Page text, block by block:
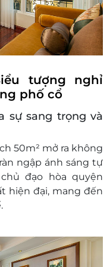
nếu còn tại thời
giường với bố
Trẻ thứ 2 sẽ
VNĐ/đêm
kê thêm đối với
định trong điều 2
trạng phòng
625.000 VNĐ/
ngày đến lưu trú
đoạn cao điểm
tượng nghỉ
phố cổ
sự sang trọng và
50m² mở ra không
ngập ánh sáng tự
đạo hòa quyện
hiện đại, mang đến